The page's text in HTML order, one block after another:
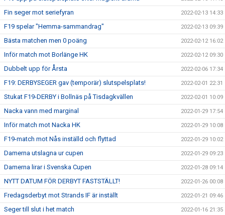
Fin seger mot seriefyran 2022-02-13 14:33
F19 spelar "Hemma-sammandrag" 2022-02-13 09:39
Bästa matchen men 0 poäng 2022-02-12 16:02
Inför match mot Borlänge HK 2022-02-12 09:30
Dubbelt upp för Årsta 2022-02-06 17:34
F19: DERBYSEGER gav (temporär) slutspelsplats! 2022-02-01 22:31
Stukat F19-DERBY i Bollnäs på Tisdagkvällen 2022-02-01 10:09
Nacka vann med marginal 2022-01-29 17:54
Inför match mot Nacka HK 2022-01-29 10:08
F19-match mot Nås inställd och flyttad 2022-01-29 10:02
Damerna utslagna ur cupen 2022-01-29 09:23
Damerna lirar i Svenska Cupen 2022-01-28 09:14
NYTT DATUM FÖR DERBYT FASTSTÄLLT! 2022-01-26 00:08
Fredagsderbyt mot Strands IF är inställt 2022-01-21 09:46
Seger till slut i het match 2022-01-16 21:35